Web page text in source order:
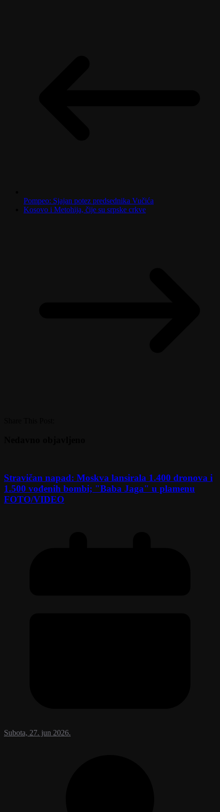
Pompeo: Sjajan potez predsednika Vučića
Kosovo i Metohija, čije su srpske crkve
Stravičan napad: Moskva lansirala 1.400 dronova i
1.500 vođenih bombi; "Baba Jaga" u plamenu
FOTO/VIDEO
Subota, 27. jun 2026.